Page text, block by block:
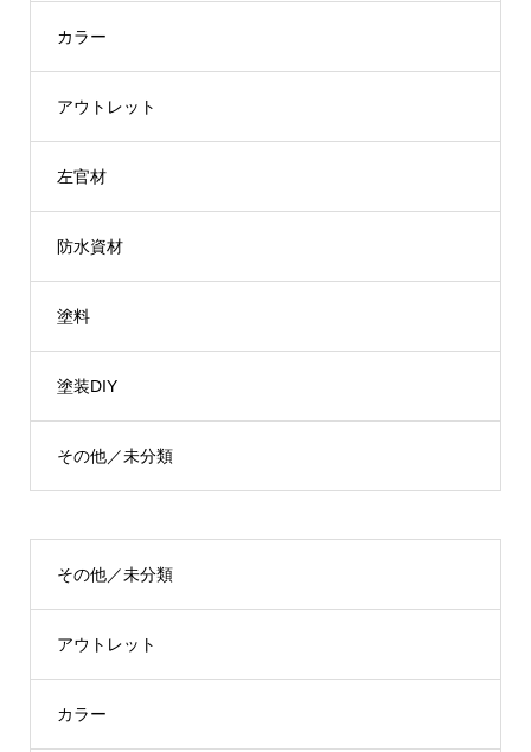
カラー
アウトレット
左官材
防水資材
塗料
塗装DIY
その他／未分類
その他／未分類
アウトレット
カラー